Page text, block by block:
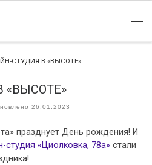
СТУДИЯ В «ВЫСОТЕ»
«ВЫСОТЕ»
26.01.2023
празднует День рождения! И
студия «Циолковка, 78а» стали